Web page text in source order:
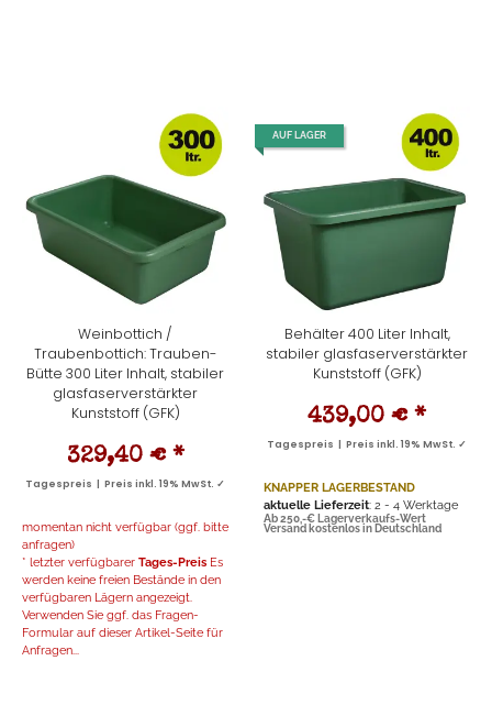
Weinbottich /
Traubenbottich: Trauben-
Bütte 300 Liter Inhalt, stabiler
glasfaserverstärkter
Kunststoff (GFK)
329,40 € *
Tagespreis | Preis inkl. 19% MwSt. ✓
momentan nicht verfügbar (ggf. bitte
anfragen)
* letzter verfügbarer Tages-Preis Es
werden keine freien Bestände in den
verfügbaren Lägern angezeigt.
Verwenden Sie ggf. das Fragen-
Formular auf dieser Artikel-Seite für
Anfragen...
AUF LAGER
Behälter 400 Liter Inhalt,
stabiler glasfaserverstärkter
Kunststoff (GFK)
439,00 € *
Tagespreis | Preis inkl. 19% MwSt. ✓
KNAPPER LAGERBESTAND
aktuelle Lieferzeit: 2 - 4 Werktage
Ab 250,-€ Lagerverkaufs-Wert
Versand kostenlos in Deutschland